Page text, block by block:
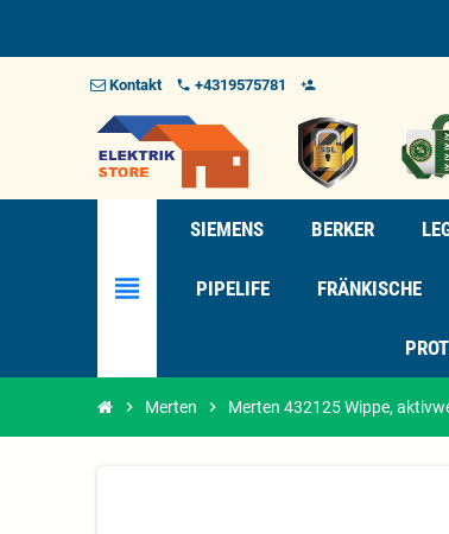
Kontakt phone +4319575781 person_add_alt_1
view_headline
SIEMENS BERKER
PIPELIFE FRÄNKISCHE
chevron_right Merten chevron_right Merten 432125 Wippe,